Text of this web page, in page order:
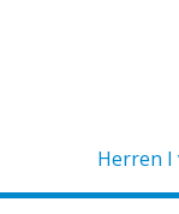
Herren I